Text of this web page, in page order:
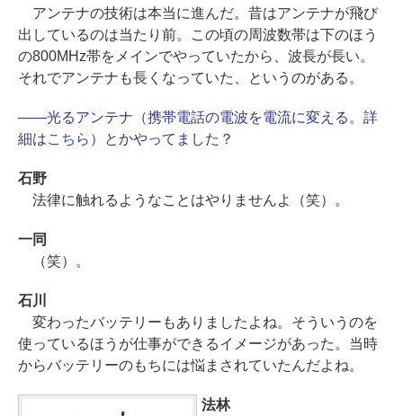
アンテナの技術は本当に進んだ。昔はアンテナが飛び
出しているのは当たり前。この頃の周波数帯は下のほう
の800MHz帯をメインでやっていたから、波長が長い。
それでアンテナも長くなっていた、というのがある。
――光るアンテナ（携帯電話の電波を電流に変える。詳
細はこちら ）とかやってました？
石野
法律に触れるようなことはやりませんよ（笑）。
一同
（笑）。
石川
変わったバッテリーもありましたよね。そういうのを
使っているほうが仕事ができるイメージがあった。当時
からバッテリーのもちには悩まされていたんだよね。
法林